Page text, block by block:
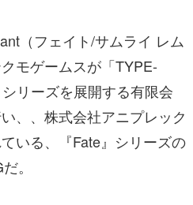
（フェイト/サムライ レム
モゲームスが「TYPE-
リーズを展開する有限会
、、株式会社アニプレック
いる、『Fate』シリーズの
。